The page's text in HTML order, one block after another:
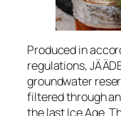
Produced in
regulations,
groundwater
filtered through
the last Ice Age.